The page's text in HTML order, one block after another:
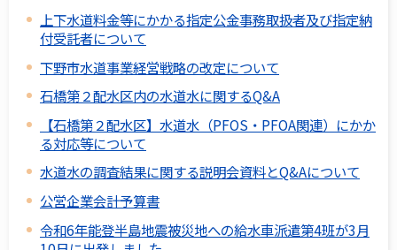
上下水道料金等にかかる指定公金事務取扱者及び指定納
付受託者について
下野市水道事業経営戦略の改定について
石橋第２配水区内の水道水に関するQ&A
【石橋第２配水区】水道水（PFOS・PFOA関連）にかか
る対応等について
水道水の調査結果に関する説明会資料とQ&Aについて
公営企業会計予算書
令和6年能登半島地震被災地への給水車派遣第4班が3月